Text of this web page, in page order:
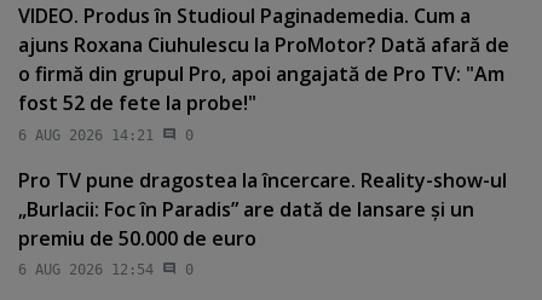
VIDEO. Produs în Studioul Paginademedia. Cum a
ajuns Roxana Ciuhulescu la ProMotor? Dată afară de
o firmă din grupul Pro, apoi angajată de Pro TV: "Am
fost 52 de fete la probe!"
6 AUG 2026 14:21 0
Pro TV pune dragostea la încercare. Reality-show-ul
„Burlacii: Foc în Paradis” are dată de lansare şi un
premiu de 50.000 de euro
6 AUG 2026 12:54 0